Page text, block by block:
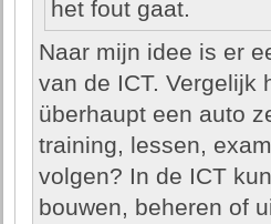
het fout gaat.
Naar mijn idee is er
van de ICT. Vergelijk
überhaupt een auto
training, lessen,
volgen? In de ICT
bouwen, beheren of